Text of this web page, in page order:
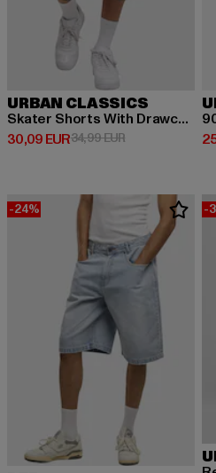
URBAN CLASSICS
Skater Shorts With Drawcord
30,09 EUR
Derzeitiger Preis: 30,09 EUR
34,99 EURAktionspreis:
-24% -